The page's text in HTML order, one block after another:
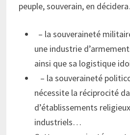
peuple, souverain, en
– la souveraineté
une industrie
ainsi que sa logistique
– la souveraineté
nécessite la réciprocité
d’établissements
industriels…